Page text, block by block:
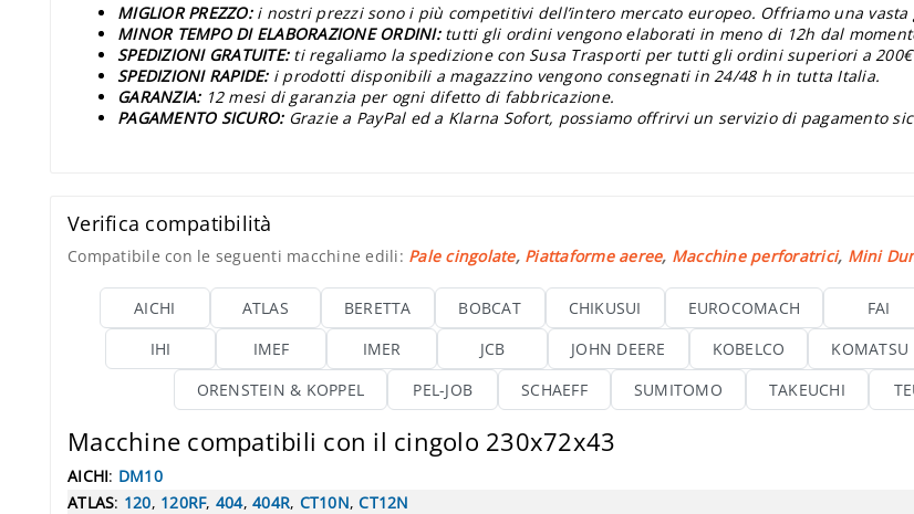
MIGLIOR PREZZO: i nostri prezzi sono i più competitivi dell’intero mercato europeo. Offriamo una
MINOR TEMPO DI ELABORAZIONE ORDINI: tutti gli ordini vengono elaborati in meno di 12h dal
SPEDIZIONI GRATUITE: ti regaliamo la spedizione con Susa Trasporti per tutti gli ordini superiori a 200€
SPEDIZIONI RAPIDE: i prodotti disponibili a magazzino vengono consegnati in 24/48 h in tutta Italia.
GARANZIA: 12 mesi di garanzia per ogni difetto di fabbricazione.
PAGAMENTO SICURO: Grazie a PayPal ed a Klarna Sofort, possiamo offrirvi un servizio di pagamento
Verifica compatibilità
Compatibile con le seguenti macchine edili: Pale cingolate, Piattaforme aeree, Macchine perforatrici, Mini
AICHI ATLAS BERETTA BOBCAT CHIKUSUI EUROCOMACH FAI
IHI
IMEF IMER JCB JOHN DEERE KOBELCO KOMATSU
ORENSTEIN & KOPPEL
PEL-JOB SCHAEFF SUMITOMO TAKEUCHI
Macchine compatibili con il cingolo 230x72x43
AICHI: DM10
ATLAS: 120, 120RF, 404, 404R, CT10N,CT12N